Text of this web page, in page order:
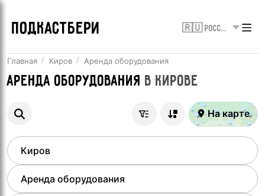
ПОДКАСТБЕРИ 🇷🇺 Россия
Главная Киров Аренда оборудования
Аренда оборудования в Кирове
На карте